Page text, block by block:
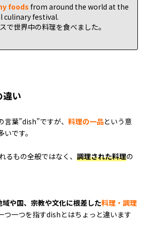
foods from around the world at the
festival.
で世界中の料理を食べました。
い
言葉”dish”ですが、料理の一品という意
です。
るもの全般ではなく、調理された料理の
域や国、宗教や文化に根差した料理・調理
つ一つを指すdishとはちょっと違います